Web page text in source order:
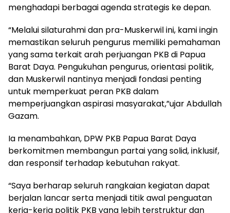
menghadapi berbagai agenda strategis ke depan.
“Melalui silaturahmi dan pra-Muskerwil ini, kami ingin
memastikan seluruh pengurus memiliki pemahaman
yang sama terkait arah perjuangan PKB di Papua
Barat Daya. Pengukuhan pengurus, orientasi politik,
dan Muskerwil nantinya menjadi fondasi penting
untuk memperkuat peran PKB dalam
memperjuangkan aspirasi masyarakat,”ujar Abdullah
Gazam.
Ia menambahkan, DPW PKB Papua Barat Daya
berkomitmen membangun partai yang solid, inklusif,
dan responsif terhadap kebutuhan rakyat.
“Saya berharap seluruh rangkaian kegiatan dapat
berjalan lancar serta menjadi titik awal penguatan
kerja-kerja politik PKB yang lebih terstruktur dan